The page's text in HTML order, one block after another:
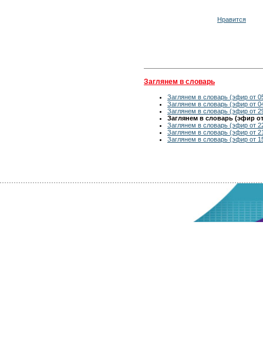
Нравится
Заглянем в словарь
Заглянем в словарь (эфир от
Заглянем в словарь (эфир от
Заглянем в словарь (эфир от
Заглянем в словарь (эфир от
Заглянем в словарь (эфир от
Заглянем в словарь (эфир от
Заглянем в словарь (эфир от